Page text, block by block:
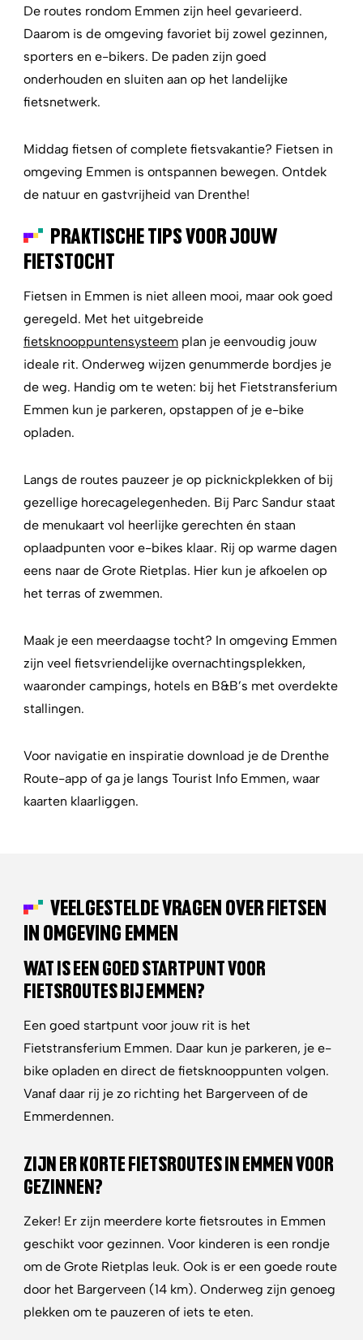
De routes rondom Emmen zijn heel gevarieerd.
Daarom is de omgeving favoriet bij zowel gezinnen,
sporters en e-bikers. De paden zijn goed
onderhouden en sluiten aan op het landelijke
fietsnetwerk.
Middag fietsen of complete fietsvakantie? Fietsen in
omgeving Emmen is ontspannen bewegen. Ontdek
de natuur en gastvrijheid van Drenthe!
PRAKTISCHE TIPS VOOR JOUW
FIETSTOCHT
Fietsen in Emmen is niet alleen mooi, maar ook goed
geregeld. Met het uitgebreide
fietsknooppuntensysteem plan je eenvoudig jouw
ideale rit. Onderweg wijzen genummerde bordjes je
de weg. Handig om te weten: bij het Fietstransferium
Emmen kun je parkeren, opstappen of je e-bike
opladen.
Langs de routes pauzeer je op picknickplekken of bij
gezellige horecagelegenheden. Bij Parc Sandur staat
de menukaart vol heerlijke gerechten én staan
oplaadpunten voor e-bikes klaar. Rij op warme dagen
eens naar de Grote Rietplas. Hier kun je afkoelen op
het terras of zwemmen.
Maak je een meerdaagse tocht? In omgeving Emmen
zijn veel fietsvriendelijke overnachtingsplekken,
waaronder campings, hotels en B&B’s met overdekte
stallingen.
Voor navigatie en inspiratie download je de Drenthe
Route-app of ga je langs Tourist Info Emmen, waar
kaarten klaarliggen.
VEELGESTELDE VRAGEN OVER FIETSEN
IN OMGEVING EMMEN
WAT IS EEN GOED STARTPUNT VOOR
FIETSROUTES BIJ EMMEN?
Een goed startpunt voor jouw rit is het
Fietstransferium Emmen. Daar kun je parkeren, je e-
bike opladen en direct de fietsknooppunten volgen.
Vanaf daar rij je zo richting het Bargerveen of de
Emmerdennen.
ZIJN ER KORTE FIETSROUTES IN EMMEN VOOR
GEZINNEN?
Zeker! Er zijn meerdere korte fietsroutes in Emmen
geschikt voor gezinnen. Voor kinderen is een rondje
om de Grote Rietplas leuk. Ook is er een goede route
door het Bargerveen (14 km). Onderweg zijn genoeg
plekken om te pauzeren of iets te eten.